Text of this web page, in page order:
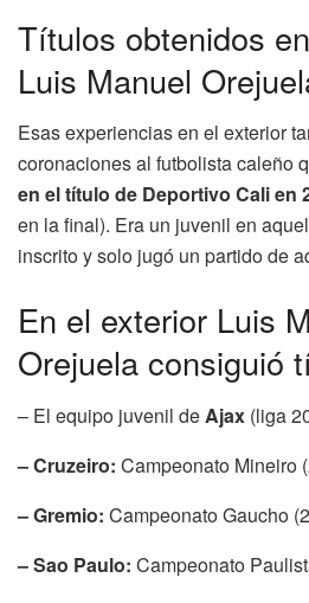
Títulos obtenidos
Luis Manuel
Esas experiencias en el exterior
coronaciones al futbolista caleño
en el título de Deportivo Cali en
en la final). Era un juvenil en
inscrito y solo jugó un partido de
En el exterior Luis
Orejuela consiguió
– El equipo juvenil deAjax (liga
– Cruzeiro: Campeonato Mineiro
– Gremio: Campeonato Gaucho
– Sao Paulo: Campeonato